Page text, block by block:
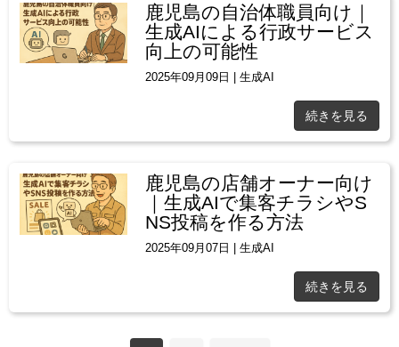
鹿児島の自治体職員向け｜
生成AIによる行政サービス
向上の可能性
2025年09月09日 |生成AI
続きを見る
鹿児島の店舗オーナー向け
｜生成AIで集客チラシやS
NS投稿を作る方法
2025年09月07日 |生成AI
続きを見る